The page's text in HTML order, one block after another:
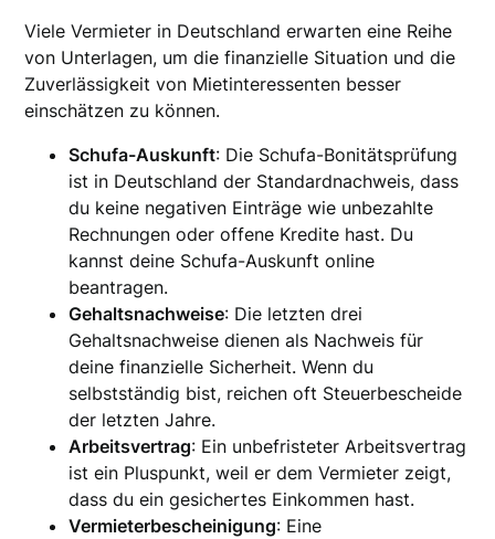
Viele Vermieter in Deutschland erwarten eine Reihe
von Unterlagen, um die finanzielle Situation und die
Zuverlässigkeit von Mietinteressenten besser
einschätzen zu können.
Schufa-Auskunft: Die Schufa-Bonitätsprüfung
ist in Deutschland der Standardnachweis, dass
du keine negativen Einträge wie unbezahlte
Rechnungen oder offene Kredite hast. Du
kannst deine Schufa-Auskunft online
beantragen.
Gehaltsnachweise: Die letzten drei
Gehaltsnachweise dienen als Nachweis für
deine finanzielle Sicherheit. Wenn du
selbstständig bist, reichen oft Steuerbescheide
der letzten Jahre.
Arbeitsvertrag: Ein unbefristeter Arbeitsvertrag
ist ein Pluspunkt, weil er dem Vermieter zeigt,
dass du ein gesichertes Einkommen hast.
Vermieterbescheinigung: Eine